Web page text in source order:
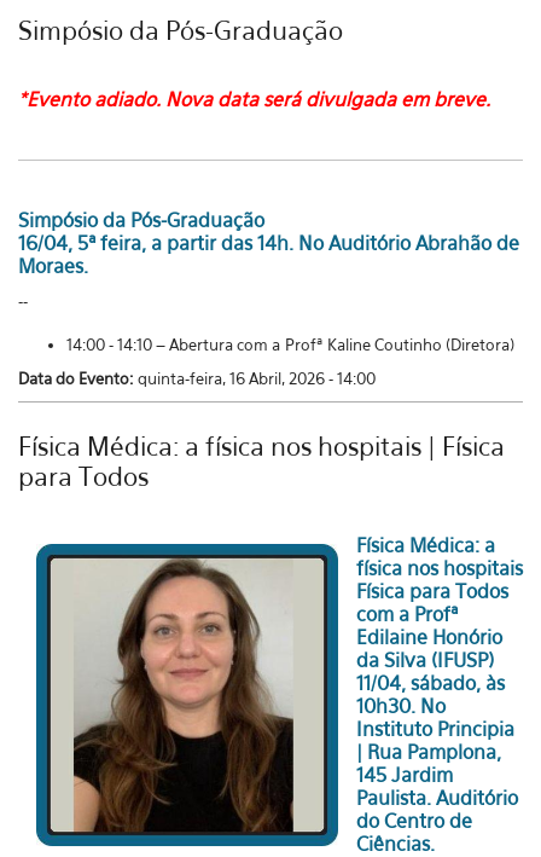
Simpósio da Pós-Graduação
*Evento adiado. Nova data será divulgada em breve.
Simpósio da Pós-Graduação
16/04, 5ª feira, a partir das 14h. No Auditório Abrahão de
Moraes.
--
14:00 - 14:10 – Abertura com a Profª Kaline Coutinho (Diretora)
Data do Evento: quinta-feira, 16 Abril, 2026 - 14:00
Física Médica: a física nos hospitais | Física
para Todos
Física Médica: a
física nos hospitais
Física para Todos
com a Profª
Edilaine Honório
da Silva (IFUSP)
11/04, sábado, às
10h30. No
Instituto Principia
| Rua Pamplona,
145 Jardim
Paulista. Auditório
do Centro de
Ciências.